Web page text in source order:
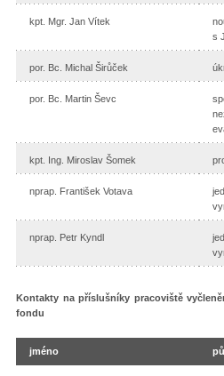
kpt. Mgr. Jan Vítek
s
por. Bc. Michal Širůček
por. Bc. Martin Ševc
kpt. Ing. Miroslav Šomek
nprap. František Votava
nprap. Petr Kyndl
Kontakty na příslušníky pracoviště
fondu
jméno